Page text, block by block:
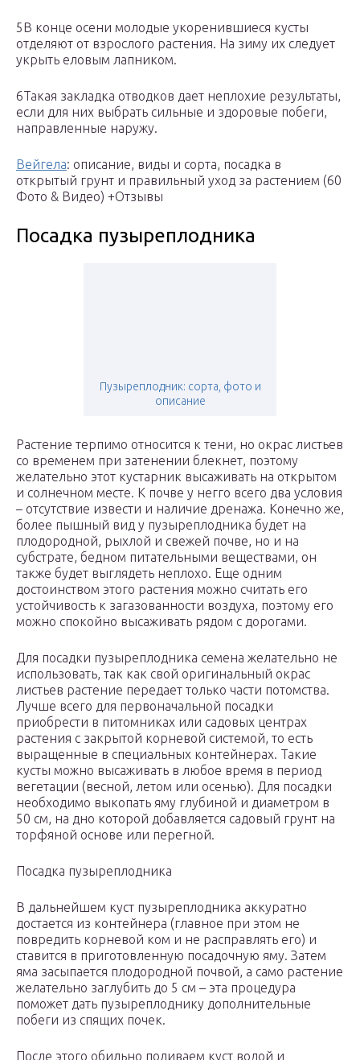
5В конце осени молодые укоренившиеся кусты
отделяют от взрослого растения. На зиму их следует
укрыть еловым лапником.
6Такая закладка отводков дает неплохие результаты,
если для них выбрать сильные и здоровые побеги,
направленные наружу.
Вейгела: описание, виды и сорта, посадка в
открытый грунт и правильный уход за растением (60
Фото & Видео) +Отзывы
Посадка пузыреплодника
Пузыреплодник: сорта, фото и
описание
Растение терпимо относится к тени, но окрас листьев
со временем при затенении блекнет, поэтому
желательно этот кустарник высаживать на открытом
и солнечном месте. К почве у негго всего два условия
– отсутствие извести и наличие дренажа. Конечно же,
более пышный вид у пузыреплодника будет на
плодородной, рыхлой и свежей почве, но и на
субстрате, бедном питательными веществами, он
также будет выглядеть неплохо. Еще одним
достоинством этого растения можно считать его
устойчивость к загазованности воздуха, поэтому его
можно спокойно высаживать рядом с дорогами.
Для посадки пузыреплодника семена желательно не
использовать, так как свой оригинальный окрас
листьев растение передает только части потомства.
Лучше всего для первоначальной посадки
приобрести в питомниках или садовых центрах
растения с закрытой корневой системой, то есть
выращенные в специальных контейнерах. Такие
кусты можно высаживать в любое время в период
вегетации (весной, летом или осенью). Для посадки
необходимо выкопать яму глубиной и диаметром в
50 см, на дно которой добавляется садовый грунт на
торфяной основе или перегной.
Посадка пузыреплодника
В дальнейшем куст пузыреплодника аккуратно
достается из контейнера (главное при этом не
повредить корневой ком и не расправлять его) и
ставится в приготовленную посадочную яму. Затем
яма засыпается плодородной почвой, а само растение
желательно заглубить до 5 см – эта процедура
поможет дать пузыреплоднику дополнительные
побеги из спящих почек.
После этого обильно поливаем куст водой и